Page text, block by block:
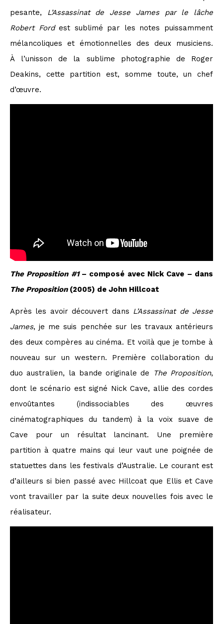
pesante, L’Assassinat de Jesse James par le lâche
Robert Fordest sublimé par les notes puissamment
mélancoliques et émotionnelles des deux musiciens.
À l’unisson de la sublime photographie de Roger
Deakins, cette partition est, somme toute, un chef
d’œuvre.
The Proposition #1– composé avec Nick Cave – dans
The Proposition(2005) de John Hillcoat
Après les avoir découvert dans L’Assassinat de Jesse
James, je me suis penchée sur les travaux antérieurs
des deux compères au cinéma. Et voilà que je tombe à
nouveau sur un western. Première collaboration du
duo australien, la bande originale de
The Proposition,
dont le scénario est signé Nick Cave, allie des cordes
envoûtantes (indissociables des œuvres
cinématographiques du tandem) à la voix suave de
Cave pour un résultat lancinant. Une première
partition à quatre mains qui leur vaut une poignée de
statuettes dans les festivals d’Australie. Le courant est
d’ailleurs si bien passé avec Hillcoat que Ellis et Cave
vont travailler par la suite deux nouvelles fois avec le
réalisateur.